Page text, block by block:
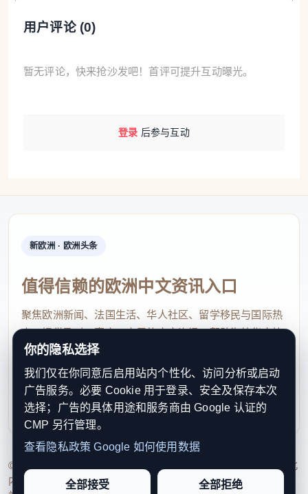
今年大龙制作有了新巧思——首次融入了“龙生九
子”的神话元素：好乐的囚牛纹于龙角，藏入丝竹雅
韵；好勇的睚眦刻于龙颚，守护一方平安；好险的嘲
合了“九”为尊的中华传统，又让鳌江大龙的文化内涵
皮，经过漆艺彩绘，最后装上数百盏彩灯，行走起来
龙身摆动，纹样流转，宛若蛟龙出海。
从明代沿海渔民的祈福仪式，到今天国家级非物
动，成为融入鳌江人血脉的精神符号。祖祖辈辈在风
用户评论 (0)
暂无评论，快来抢沙发吧！首评可提升互动曝光。
登录 后参与互动
新欧洲 · 欧洲头条
值得信赖的欧洲中文资讯入口
聚焦欧洲新闻、法国生活、华人社区、留学移民与国际热
点，提供及时、真实、实用的中文资讯，帮助海外华人快
速了解欧洲动态。
contact@xinouzhou.com
服务支持、版权与合作：工作日优先处理站务、投稿与权
利通知
© 2026 新欧洲·欧洲头条. All Rights Reserved. 本网站持续优化
内容透明度、联系方式与用户权利说明，以提升品牌信任感和
你的隐私选择
我们仅在你同意后启用站内个性化、访问分析或启动
广告服务。必要 Cookie 用于登录、安全及保存本次
选择；广告的具体用途和服务商由 Google 认证的
CMP 另行管理。
查看隐私政策 Google 如何使用数据
全部接受 全部拒绝